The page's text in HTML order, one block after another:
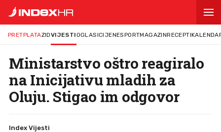
PRETPLATAZIDVIJESTIOGLASICIJENESPORTMAGAZINRECEPTI
Ministarstvo oštro reagiralo
na Inicijativu mladih za
Oluju. Stigao im odgovor
Index Vijesti